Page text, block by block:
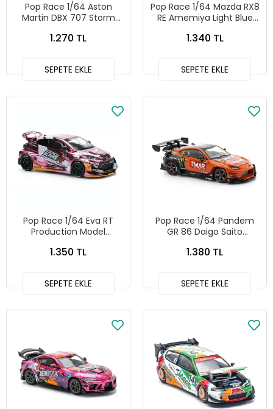
Pop Race 1/64 Aston
Martin DBX 707 Storm
1.270 TL
SEPETE EKLE
Pop Race 1/64 Mazda RX8
RE Amemiya Light Blue
1.340 TL
SEPETE EKLE
Pop Race 1/64 Eva RT
Production Model
Goodride Yaris - PR64-
1.350 TL
SEPETE EKLE
Pop Race 1/64 Pandem
GR 86 Daigo Saito
PR64-265
1.380 TL
SEPETE EKLE